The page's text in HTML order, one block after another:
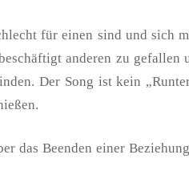
für einen sind und sich
anderen zu gefallen
Der Song ist kein
das Beenden einer